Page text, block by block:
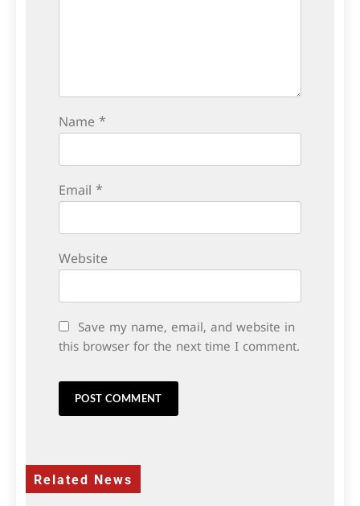
Name *
Email *
Website
Save my name, email, and website in
this browser for the next time I comment.
Related News